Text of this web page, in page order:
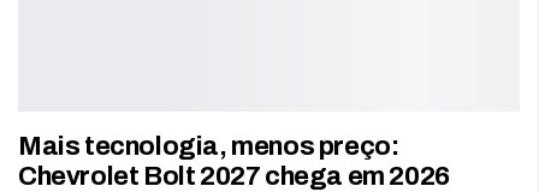
Mais tecnologia, menos preço:
Chevrolet Bolt 2027 chega em 2026